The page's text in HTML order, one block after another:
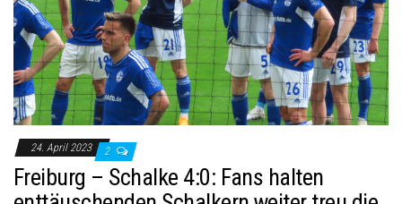
24. April 2023 2
Freiburg – Schalke 4:0: Fans halten